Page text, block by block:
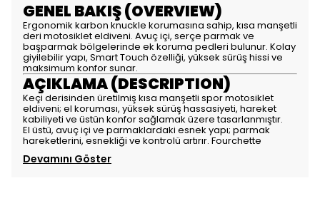
GENEL BAKIŞ (OVERVIEW)
Ergonomik karbon knuckle korumasına sahip, kısa manşetli
deri motosiklet eldiveni. Avuç içi, serçe parmak ve
başparmak bölgelerinde ek koruma pedleri bulunur. Kolay
giyilebilir yapı, Smart Touch özelliği, yüksek sürüş hissi ve
maksimum konfor sunar.
AÇIKLAMA (DESCRIPTION)
Keçi derisinden üretilmiş kısa manşetli spor motosiklet
eldiveni; el koruması, yüksek sürüş hassasiyeti, hareket
kabiliyeti ve üstün konfor sağlamak üzere tasarlanmıştır.
El üstü, avuç içi ve parmaklardaki esnek yapı; parmak
hareketlerini, esnekliği ve kontrolü artırır. Fourchette
Devamını Göster